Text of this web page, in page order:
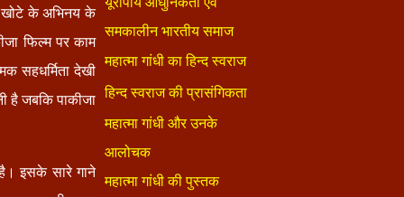
खोटे के अभिनय के
फिल्म पर काम
सहधर्मिता देखी
जबकि पाकीजा
इसके सारे गाने